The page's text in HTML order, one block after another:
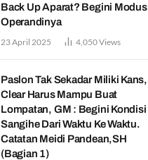
Back Up Aparat? Begini Modus
Operandinya
23 April 2025 4,050Views
Paslon Tak Sekadar Miliki Kans,
Clear Harus Mampu Buat
Lompatan, GM : Begini Kondisi
Sangihe Dari Waktu Ke Waktu.
Catatan Meidi Pandean,SH
(Bagian 1)